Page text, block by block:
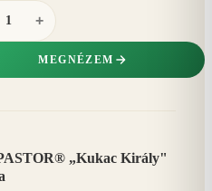
+
MEGNÉZEM
„Kukac Király"